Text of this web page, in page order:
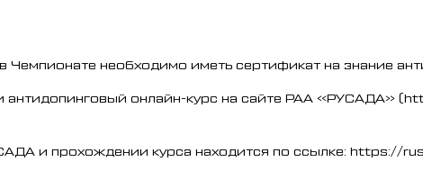
необходимо иметь сертификат на знание
антидопинговый онлайн-курс на сайте РАА «РУСАДА»
и прохождении курса находится по ссылке: https://